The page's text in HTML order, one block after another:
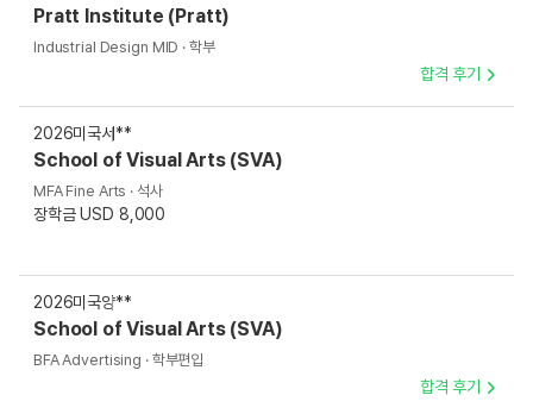
Pratt Institute (Pratt)
Industrial Design MID · 학부
합격 후기
2026미국서**
School of Visual Arts (SVA)
MFA Fine Arts · 석사
장학금 USD 8,000
2026미국양**
School of Visual Arts (SVA)
BFA Advertising · 학부편입
합격 후기